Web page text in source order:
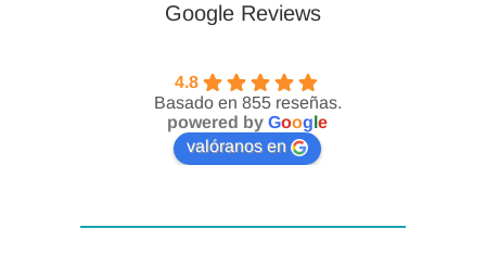
Google Reviews
4.8
Basado en 855 reseñas.
powered by Google
valóranos en